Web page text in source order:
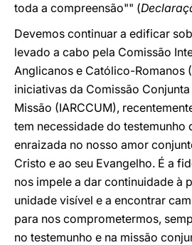
toda a compreensão"" (
Devemos continuar a edificar
levado a cabo pela Comissão
Anglicanos e Católico-Romanos
iniciativas da Comissão
Missão (IARCCUM),
tem necessidade do testemunho
enraizada no nosso amor
Cristo e ao seu Evangelho. É a
nos impele a dar continuidade à
unidade visível e a encontrar
para nos comprometermos,
no testemunho e na missão